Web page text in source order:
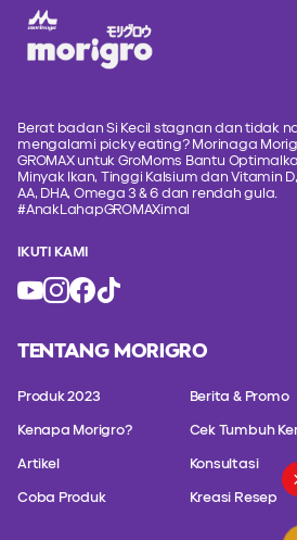
Berat badan Si Kecil stagnan dan tidak
mengalami picky eating? Morinaga
GROMAX untuk GroMoms Bantu
Minyak Ikan, Tinggi Kalsium dan Vitamin
AA, DHA, Omega 3 & 6 dan rendah gula.
#AnakLahapGROMAXimal
IKUTI KAMI
TENTANG MORIGRO
Produk 2023
Kenapa Morigro?
Artikel
Coba Produk
Berita & Promo
Cek Tumbuh
Konsultasi
Kreasi Resep